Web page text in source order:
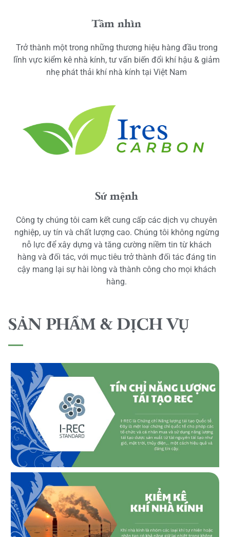
Tầm nhìn
Trở thành một trong những thương hiệu hàng đầu trong
lĩnh vực kiểm kê nhà kính, tư vấn biến đổi khí hậu & giảm
nhẹ phát thải khí nhà kính tại Việt Nam
Sứ mệnh
Công ty chúng tôi cam kết cung cấp các dịch vụ chuyên
nghiệp, uy tín và chất lượng cao. Chúng tôi không ngừng
nỗ lực để xây dựng và tăng cường niềm tin từ khách
hàng và đối tác, với mục tiêu trở thành đối tác đáng tin
cậy mang lại sự hài lòng và thành công cho mọi khách
hàng.
SẢN PHẨM & DỊCH VỤ